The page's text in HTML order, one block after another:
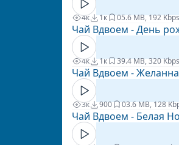
4к 1к 05.6 MB, 192 Kbps
Чай Вдвоем - День
4к 1к 39.4 MB, 320
Чай Вдвоем -
3к 900 03.6 MB, 128
Чай Вдвоем - Белая